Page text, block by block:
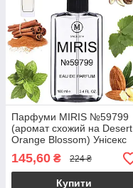
Парфуми MIRIS №59799
(аромат схожий на Desert
Orange Blossom) Унісекс
100 ml
145,60 ₴ 224 ₴
Купити